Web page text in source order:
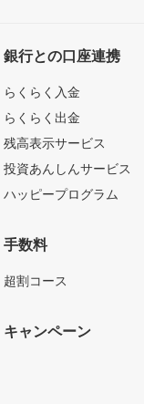
銀行との口座連携
らくらく入金
らくらく出金
残高表示サービス
投資あんしんサービス
ハッピープログラム
手数料
超割コース
キャンペーン